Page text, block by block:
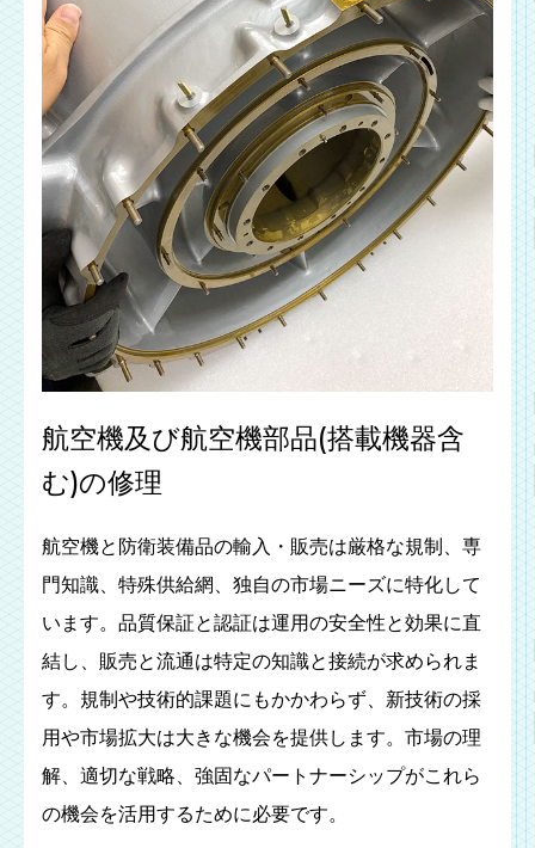
航空機及び航空機部品(搭載機器含
む)の修理
航空機と防衛装備品の輸入・販売は厳格な規制、専
門知識、特殊供給網、独自の市場ニーズに特化して
います。品質保証と認証は運用の安全性と効果に直
結し、販売と流通は特定の知識と接続が求められま
す。規制や技術的課題にもかかわらず、新技術の採
用や市場拡大は大きな機会を提供します。市場の理
解、適切な戦略、強固なパートナーシップがこれら
の機会を活用するために必要です。